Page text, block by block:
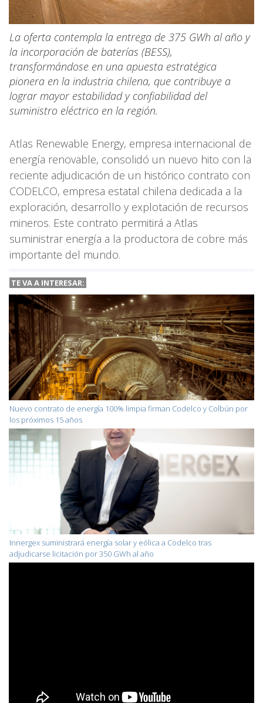
La oferta contempla la entrega de 375 GWh al año y
la incorporación de baterías (BESS),
transformándose en una apuesta estratégica
pionera en la industria chilena, que contribuye a
lograr mayor estabilidad y confiabilidad del
suministro eléctrico en la región.
Atlas Renewable Energy, empresa internacional de
energía renovable, consolidó un nuevo hito con la
reciente adjudicación de un histórico contrato con
CODELCO, empresa estatal chilena dedicada a la
exploración, desarrollo y explotación de recursos
mineros. Este contrato permitirá a Atlas
suministrar energía a la productora de cobre más
importante del mundo.
TE VA A INTERESAR:
Nuevo contrato de energía 100% limpia firman Codelco y Colbún por
los próximos 15 años
Innergex suministrará energía solar y eólica a Codelco tras
adjudicarse licitación por 350 GWh al año